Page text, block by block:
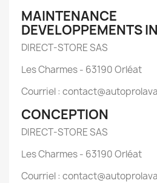
DEVELOPPEMENTS
DIRECT-STORE SAS
Les Charmes - 63190 Orléat
Courriel :
CONCEPTION
DIRECT-STORE SAS
Les Charmes - 63190 Orléat
Courriel :